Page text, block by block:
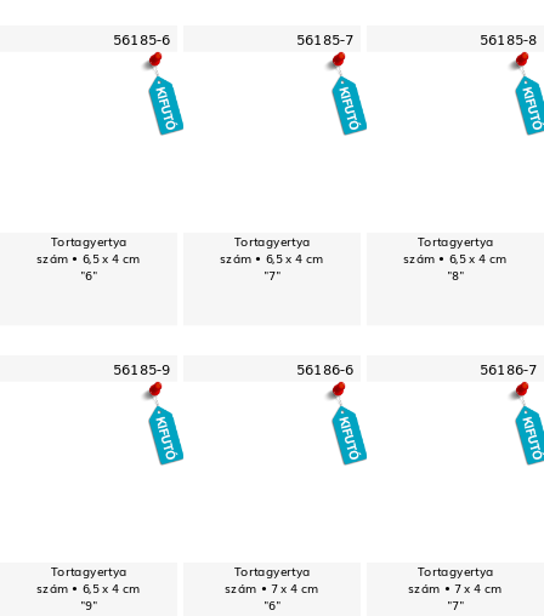
56185-6
Tortagyertya
szám • 6,5 x 4 cm
"6"
56185-7
Tortagyertya
szám • 6,5 x 4 cm
"7"
56185-8
Tortagyertya
szám • 6,5 x 4 cm
"8"
56185-9
Tortagyertya
szám • 6,5 x 4 cm
"9"
56186-6
Tortagyertya
szám • 7 x 4 cm
"6"
56186-7
Tortagyertya
szám • 7 x 4 cm
"7"